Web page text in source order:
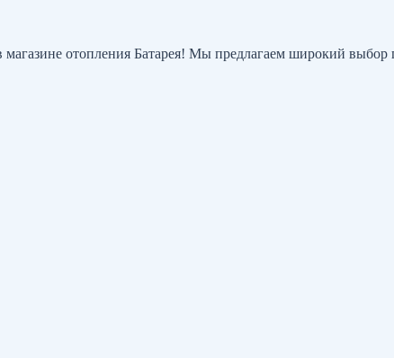
отопления Батарея! Мы предлагаем широкий выбор